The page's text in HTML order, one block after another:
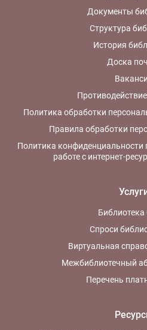
Документы
Структура
История
Доска
Политика обработки
Правила обработки
Политика
работе с интернет-
Библиотека
Спроси
Виртуальная
Межбиблиотечный
Перечень